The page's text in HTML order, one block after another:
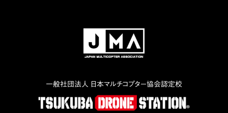
一般社団法人 日本マルチコプター協会認定校